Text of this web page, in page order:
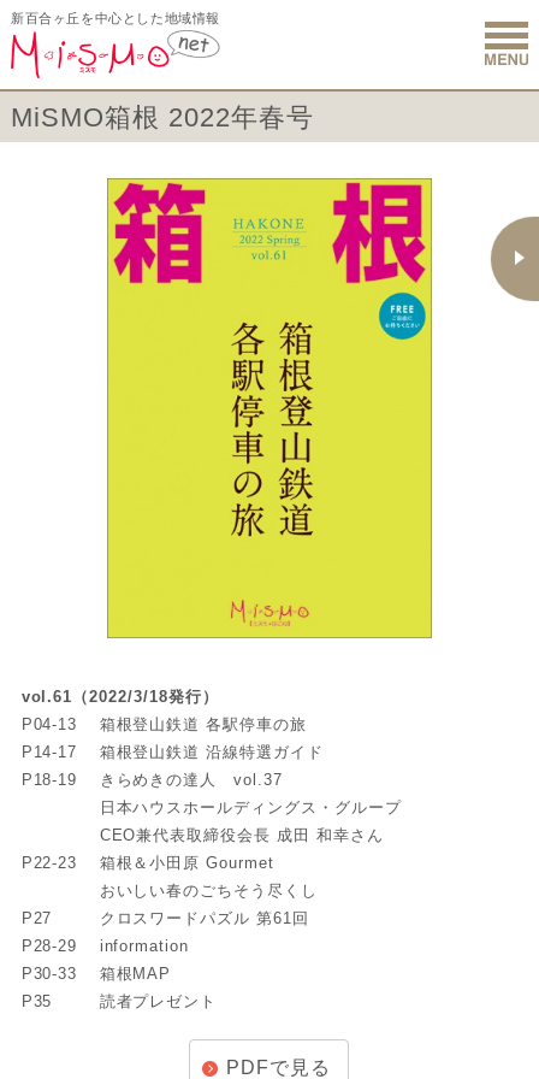
新百合ヶ丘を中心とした地域情報
新百合ヶ
MiSMO箱根 2022年春号
vol.61（2022/3/18発行）
P04-13
箱根登山鉄道 各駅停車の旅
P14-17
箱根登山鉄道 沿線特選ガイド
P18-19
きらめきの達人 vol.37
日本ハウスホールディングス・グループ
CEO兼代表取締役会長 成田 和幸さん
P22-23
箱根＆小田原 Gourmet
おいしい春のごちそう尽くし
P27
クロスワードパズル 第61回
P28-29
information
P30-33
箱根MAP
P35
読者プレゼント
PDFで見る